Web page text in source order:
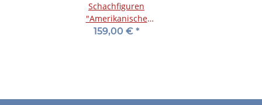
Schachfiguren
"Amerikanische
Revolution", KH 75 mm
159,00 € *